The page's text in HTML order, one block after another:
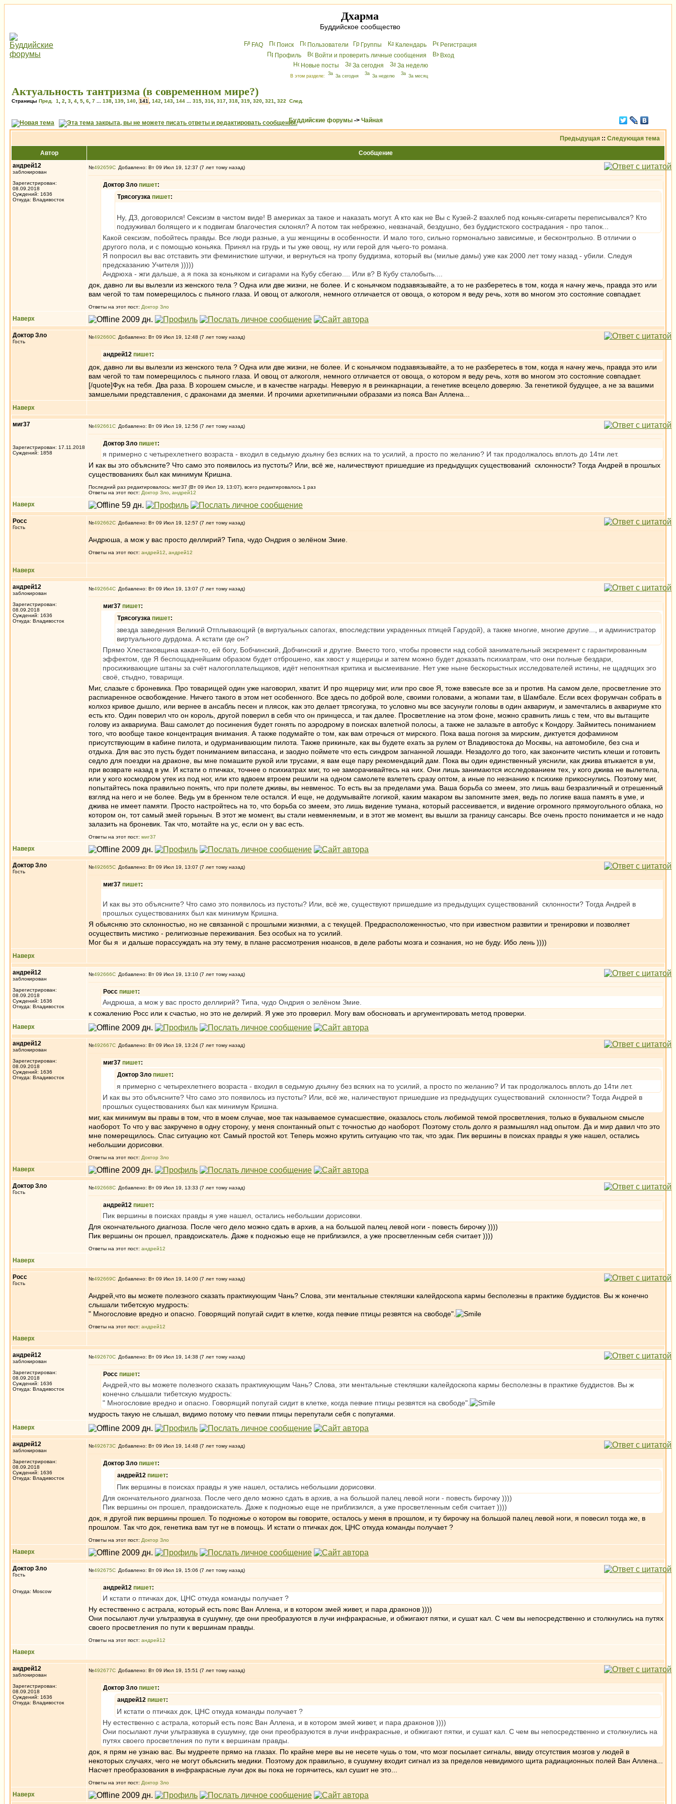
Дхарма
Буддийское сообщество
FAQ Поиск Пользователи Группы Календарь
Peгиcтрaция
Профиль
Войти и проверить личные сообщения
Вхoд
Новые посты
За сегодня За неделю
В этом разделе: За сегодня За неделю За месяц
Актуальность тантризма (в современном мире?)
Страницы Пред. 1 2 3 4 5 6 7 138 139 140 141 142 143 144 315 316 317 318 319 320 321 322 След.
Буддийские форумы -> Чайная
Предыдущая :: Следующая тема
Автор
Сообщение
андрей12
заблокирован
Зарегистрирован:
08.09.2018
Суждений: 1636
Откуда: Владивосток
№492659 Добавлено: Вт 09 Июл 19, 12:37 (7 лет тому назад)
Доктор Зло пишет:
Трясогузка пишет:
Ну, ДЗ, договорился! Сексизм в чистом виде! В америках за такое и наказать могут. А кто как не Вы с Кузей-2 взахлеб под коньяк-сигареты переписывался? Кто
подзуживал болящего и к подвигам благочестия склонял? А потом так небрежно, невзначай, бездушно, без буддистского сострадания - про тапок...
Какой сексизм, побойтесь правды. Все люди разные, а уш женщины в особенности. И мало того, сильно гормонально зависимые, и бесконтрольно. В отличии о
другого пола, и с помощью коньяка. Принял на грудь и ты уже овощ, ну или герой для чьего-то романа.
Я попросил вы вас отставить эти феминисткие штучки, и вернуться на тропу буддизма, который вы (милые дамы) уже как 2000 лет тому назад - убили. Следуя
предсказанию Учителя )))))
Андрюха - жги дальше, а я пока за коньяком и сигарами на Кубу сбегаю.... Или в? В Кубу сталобыть....
док, давно ли вы вылезли из женского тела ? Одна или две жизни, не более. И с коньячком подзавязывайте, а то не разберетесь в том, когда я начну жечь, правда это или
вам чегой то там померещилось с пьяного глаза. И овощ от алкоголя, немного отличается от овоща, о котором я веду речь, хотя во многом это состояние совпадает.
Ответы на этот пост: Доктор Зло
Наверх
Доктор Зло
Гость
№492660 Добавлено: Вт 09 Июл 19, 12:48 (7 лет тому назад)
андрей12 пишет:
док, давно ли вы вылезли из женского тела ? Одна или две жизни, не более. И с коньячком подзавязывайте, а то не разберетесь в том, когда я начну жечь, правда это или
вам чегой то там померещилось с пьяного глаза. И овощ от алкоголя, немного отличается от овоща, о котором я веду речь, хотя во многом это состояние совпадает.
[/quote]Фук на тебя. Два раза. В хорошем смысле, и в качестве награды. Неверую я в реинкарнации, а генетике всецело доверяю. За генетикой будущее, а не за вашими
замшелыми представления, с драконами да змеями. И прочими архетипичными образами из пояса Ван Аллена...
Наверх
миг37
Зарегистрирован: 17.11.2018
Суждений: 1858
№492661 Добавлено: Вт 09 Июл 19, 12:56 (7 лет тому назад)
Доктор Зло пишет:
я примерно с четырехлетнего возраста - входил в седьмую дхьяну без всяких на то усилий, а просто по желанию? И так продолжалось вплоть до 14ти лет.
И как вы это объясните? Что само это появилось из пустоты? Или, всё же, наличествуют пришедшие из предыдущих существований склонности? Тогда Андрей в прошлых
существованиях был как минимум Кришна.
Последний раз редактировалось: миг37 (Вт 09 Июл 19, 13:07), всего редактировалось 1 раз
Ответы на этот пост: Доктор Зло андрей12
Наверх
Росс
Гость
№492662 Добавлено: Вт 09 Июл 19, 12:57 (7 лет тому назад)
Андрюша, а мож у вас просто деллирий? Типа, чудо Ондрия о зелёном Змие.
Ответы на этот пост: андрей12 андрей12
Наверх
андрей12
заблокирован
Зарегистрирован:
08.09.2018
Суждений: 1636
Откуда: Владивосток
№492664 Добавлено: Вт 09 Июл 19, 13:07 (7 лет тому назад)
миг37 пишет:
Трясогузка пишет:
звезда заведения Великий Отплывающий (в виртуальных сапогах, впоследствии украденных птицей Гарудой), а также многие, многие другие..., и администратор
виртуального дурдома. А кстати где он?
Прямо Хлестаковщина какая-то, ей богу, Бобчинский, Добчинский и другие. Вместо того, чтобы провести над собой занимательный экскремент с гарантированным
эффектом, где Я беспощаднейшим образом будет отброшено, как хвост у ящерицы и затем можно будет доказать психиатрам, что они полные бездари,
просиживающие штаны за счёт налогоплательщиков, идёт непонятная критика и высмеивание. Нет уже ныне бескорыстных исследователей истины, не щадящих эго
своё, стыдно, товарищи.
Миг, слазьте с броневика. Про товарищей один уже наговорил, хватит. И про ящерицу миг, или про свое Я, тоже взвесьте все за и против. На самом деле, просветление это
распиаренное освобождение. Ничего такого в этом нет особенного. Все здесь по доброй воле, своими головами, а жопами там, в Шамбале. Если всех форумчан собрать в
колхоз кривое дышло, или вернее в ансабль песен и плясок, как это делает трясогузка, то условно мы все засунули головы в один аквариум, и замечтались в аквариуме кто
есть кто. Один поверил что он король, другой поверил в себя что он принцесса, и так далее. Просветление на этом фоне, можно сравнить лишь с тем, что вы вытащите
голову из аквариума. Ваш самолет до посинения будет гонять по аэродрому в поисках взлетной полосы, а также не залазьте в автобус к Кондору. Займитесь пониманием
того, что вообще такое концентрация внимания. А также подумайте о том, как вам отречься от мирского. Пока ваша погоня за мирским, диктуется дофамином
присутствующим в кабине пилота, и одурманивающим пилота. Также прикиньте, как вы будете ехать за рулем от Владивостока до Москвы, на автомобиле, без сна и
отдыха. Для вас это пусть будет пониманием випассана, и заодно поймете что есть синдром загнанной лошади. Незадолго до того, как закончите чистить клеши и готовить
седло для поездки на драконе, вы мне помашите рукой или трусами, я вам еще пару рекомендаций дам. Пока вы один единственный уяснили, как джива втыкается в ум,
при возврате назад в ум. И кстати о птичках, точнее о психиатрах миг, то не заморачивайтесь на них. Они лишь занимаются исследованием тех, у кого джива не вылетела,
или у кого космодром утек из под ног, или кто вдвоем втроем решили на одном самолете взлететь сразу оптом, а иные по незнанию к психике прикоснулись. Поэтому миг,
попытайтесь пока правильно понять, что при полете дживы, вы невменос. То есть вы за пределами ума. Ваша борьба со змеем, это лишь ваш безразличный и отрешенный
взгляд на него и не более. Ведь ум в бренном теле остался. И еще, не додумывайте логикой, каким макаром вы запомните змея, ведь по логике ваша память в уме, и
джива не имеет памяти. Просто настройтесь на то, что борьба со змеем, это лишь видение тумана, который рассеивается, и видение огромного прямоугольного облака, но
котором он, тот самый змей горыныч. В этот же момент, вы стали невменяемым, и в этот же момент, вы вышли за границу сансары. Все очень просто понимается и не надо
залазить на броневик. Так что, мотайте на ус, если он у вас есть.
Ответы на этот пост: миг37
Наверх
Доктор Зло
Гость
№492665 Добавлено: Вт 09 Июл 19, 13:07 (7 лет тому назад)
миг37 пишет:
И как вы это объясните? Что само это появилось из пустоты? Или, всё же, существуют пришедшие из предыдущих существований склонности? Тогда Андрей в
прошлых существованиях был как минимум Кришна.
Я обьясняю это склонностью, но не связанной с прошлыми жизнями, а с текущей. Предрасположенностью, что при известном развитии и тренировки и позволяет
осуществить мистико - религиозные переживания. Без особых на то усилий.
Мог бы я и дальше порассуждать на эту тему, в плане рассмотрения нюансов, в деле работы мозга и сознания, но не буду. Ибо лень ))))
Наверх
андрей12
заблокирован
Зарегистрирован:
08.09.2018
Суждений: 1636
Откуда: Владивосток
№492666 Добавлено: Вт 09 Июл 19, 13:10 (7 лет тому назад)
Росс пишет:
Андрюша, а мож у вас просто деллирий? Типа, чудо Ондрия о зелёном Змие.
к сожалению Росс или к счастью, но это не делирий. Я уже это проверил. Могу вам обосновать и аргументировать метод проверки.
Наверх
андрей12
заблокирован
Зарегистрирован:
08.09.2018
Суждений: 1636
Откуда: Владивосток
№492667 Добавлено: Вт 09 Июл 19, 13:24 (7 лет тому назад)
миг37 пишет:
Доктор Зло пишет:
я примерно с четырехлетнего возраста - входил в седьмую дхьяну без всяких на то усилий, а просто по желанию? И так продолжалось вплоть до 14ти лет.
И как вы это объясните? Что само это появилось из пустоты? Или, всё же, наличествуют пришедшие из предыдущих существований склонности? Тогда Андрей в
прошлых существованиях был как минимум Кришна.
миг, как минимум вы правы в том, что в моем случае, мое так называемое сумасшествие, оказалось столь любимой темой просветления, только в буквальном смысле
наоборот. То что у вас закручено в одну сторону, у меня спонтанный опыт с точностью до наоборот. Поэтому столь долго я размышлял над опытом. Да и мир давил что это
мне померещилось. Спас ситуацию кот. Самый простой кот. Теперь можно крутить ситуацию что так, что эдак. Пик вершины в поисках правды я уже нашел, остались
небольшии дорисовки.
Ответы на этот пост: Доктор Зло
Наверх
Доктор Зло
Гость
№492668 Добавлено: Вт 09 Июл 19, 13:33 (7 лет тому назад)
андрей12 пишет:
Пик вершины в поисках правды я уже нашел, остались небольшии дорисовки.
Для окончательного диагноза. После чего дело можно сдать в архив, а на большой палец левой ноги - повесть бирочку ))))
Пик вершины он прошел, правдоискатель. Даже к подножью еще не приблизился, а уже просветленным себя считает ))))
Ответы на этот пост: андрей12
Наверх
Росс
Гость
№492669 Добавлено: Вт 09 Июл 19, 14:00 (7 лет тому назад)
Андрей,что вы можете полезного сказать практикующим Чань? Слова, эти ментальные стекляшки калейдоскопа кармы бесполезны в практике буддистов. Вы ж конечно
слышали тибетскую мудрость:
" Многословие вредно и опасно. Говорящий попугай сидит в клетке, когда певчие птицы резвятся на свободе".
Ответы на этот пост: андрей12
Наверх
андрей12
заблокирован
Зарегистрирован:
08.09.2018
Суждений: 1636
Откуда: Владивосток
№492670 Добавлено: Вт 09 Июл 19, 14:38 (7 лет тому назад)
Росс пишет:
Андрей,что вы можете полезного сказать практикующим Чань? Слова, эти ментальные стекляшки калейдоскопа кармы бесполезны в практике буддистов. Вы ж
конечно слышали тибетскую мудрость:
" Многословие вредно и опасно. Говорящий попугай сидит в клетке, когда певчие птицы резвятся на свободе".
мудрость такую не слышал, видимо потому что певчии птицы перепутали себя с попугаями.
Наверх
андрей12
заблокирован
Зарегистрирован:
08.09.2018
Суждений: 1636
Откуда: Владивосток
№492673 Добавлено: Вт 09 Июл 19, 14:48 (7 лет тому назад)
Доктор Зло пишет:
андрей12 пишет:
Пик вершины в поисках правды я уже нашел, остались небольшии дорисовки.
Для окончательного диагноза. После чего дело можно сдать в архив, а на большой палец левой ноги - повесть бирочку ))))
Пик вершины он прошел, правдоискатель. Даже к подножью еще не приблизился, а уже просветленным себя считает ))))
док, я другой пик вершины прошел. То подножье о котором вы говорите, осталось у меня в прошлом, и ту бирочку на большой палец левой ноги, я повесил тогда же, в
прошлом. Так что док, генетика вам тут не в помощь. И кстати о птичках док, ЦНС откуда команды получает ?
Ответы на этот пост: Доктор Зло
Наверх
Доктор Зло
Гость
Откуда: Moscow
№492675 Добавлено: Вт 09 Июл 19, 15:06 (7 лет тому назад)
андрей12 пишет:
И кстати о птичках док, ЦНС откуда команды получает ?
Ну естественно с астрала, который есть пояс Ван Аллена, и в котором змей живет, и пара драконов ))))
Они посылают лучи ультразвука в сушумну, где они преобразуются в лучи инфракрасные, и обжигают пятки, и сушат кал. С чем вы непосредственно и столкнулись на путях
своего просветления по пути к вершинам правды.
Ответы на этот пост: андрей12
Наверх
андрей12
заблокирован
Зарегистрирован:
08.09.2018
Суждений: 1636
Откуда: Владивосток
№492677 Добавлено: Вт 09 Июл 19, 15:51 (7 лет тому назад)
Доктор Зло пишет:
андрей12 пишет:
И кстати о птичках док, ЦНС откуда команды получает ?
Ну естественно с астрала, который есть пояс Ван Аллена, и в котором змей живет, и пара драконов ))))
Они посылают лучи ультразвука в сушумну, где они преобразуются в лучи инфракрасные, и обжигают пятки, и сушат кал. С чем вы непосредственно и столкнулись на
путях своего просветления по пути к вершинам правды.
док, я прям не узнаю вас. Вы мудреете прямо на глазах. По крайне мере вы не несете чушь о том, что мозг посылает сигналы, ввиду отсутствия мозгов у людей в
некоторых случаях, чего не могут обьяснить медики. Поэтому док правильно, в сушумну входит сигнал из за пределов невидимого щита радиационных полей Ван Аллена...
Насчет преобразования в инфракрасные лучи док вы пока не горячитесь, кал сушит не это...
Ответы на этот пост: Доктор Зло
Наверх